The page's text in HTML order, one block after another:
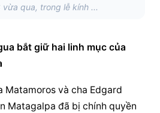
qua, trong lễ kính ...
bắt giữ hai linh mục của
Matamoros và cha Edgard
Matagalpa đã bị chính quyền